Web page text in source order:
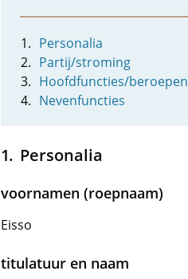
Personalia
Partij/stroming
Hoofdfuncties/beroepen
Nevenfuncties
Personalia
voornamen (roepnaam)
Eisso
titulatuur en naam